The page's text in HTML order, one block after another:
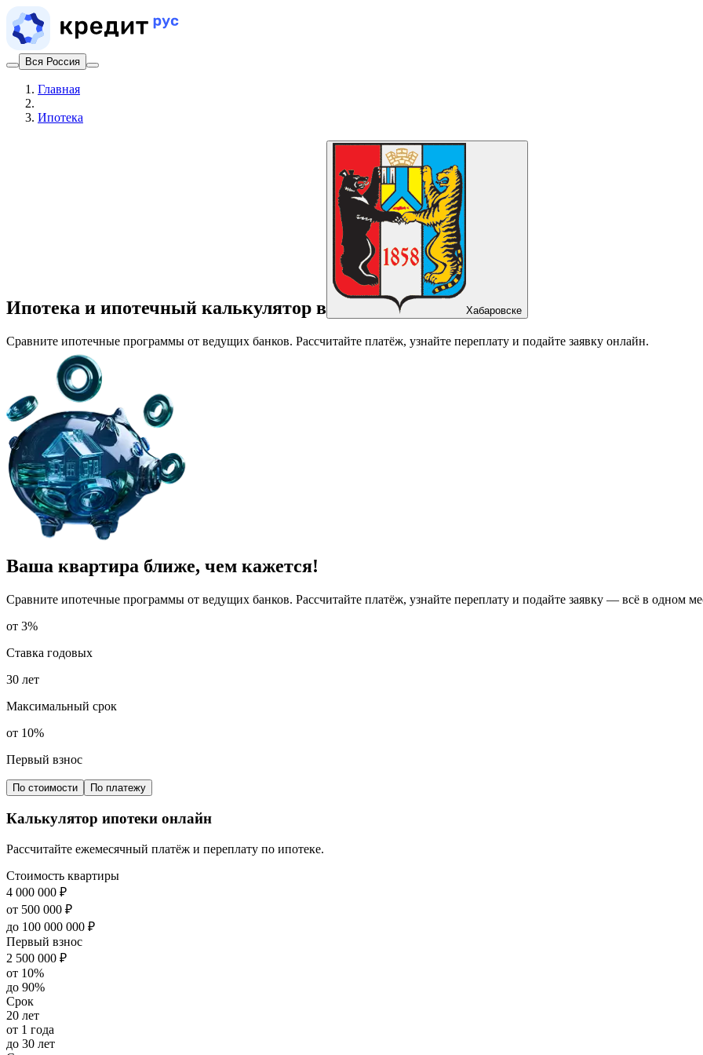
Вся Россия
Главная
Ипотека
Ипотека и ипотечный калькулятор в Хабаровске
Сравните ипотечные программы от ведущих банков. Рассчитайте платёж, узнайте переплату и подайте заявку онлайн.
Ваша квартира ближе, чем кажется!
Сравните ипотечные программы от ведущих банков. Рассчитайте платёж, узнайте переплату и подайте заявку — всё в одном
от 3%
Ставка годовых
30 лет
Максимальный срок
от 10%
Первый взнос
По стоимости По платежу
Калькулятор ипотеки онлайн
Рассчитайте ежемесячный платёж и переплату по ипотеке.
Стоимость квартиры
4 000 000 ₽
от 500 000 ₽
до 100 000 000 ₽
Первый взнос
2 500 000 ₽
от 10%
до 90%
Срок
20 лет
от 1 года
до 30 лет